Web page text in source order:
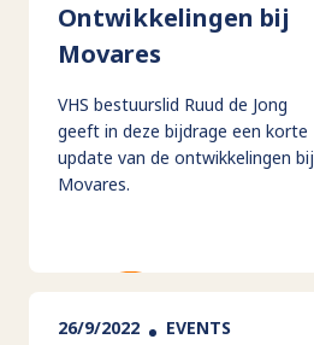
Ontwikkelingen bij
Movares
VHS bestuurslid Ruud de Jong
geeft in deze bijdrage een korte
update van de ontwikkelingen bij
Movares.
26/9/2022 EVENTS